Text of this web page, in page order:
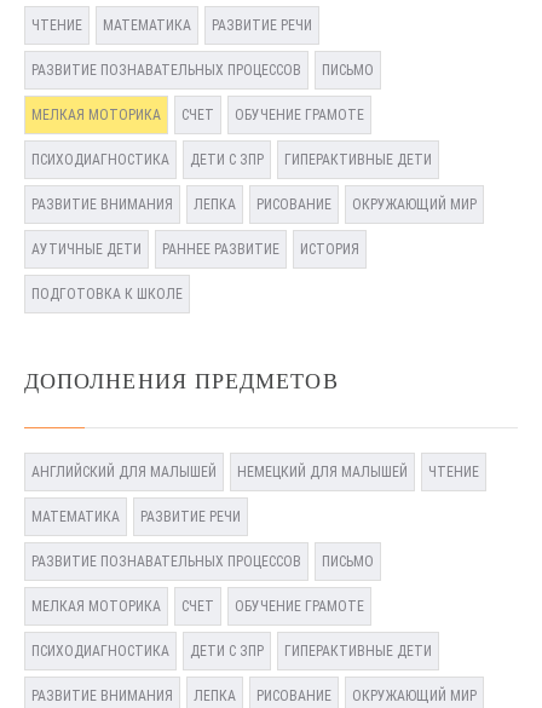
ЧТЕНИЕ МАТЕМАТИКА РАЗВИТИЕ РЕЧИ
РАЗВИТИЕ ПОЗНАВАТЕЛЬНЫХ ПРОЦЕССОВ ПИСЬМО
МЕЛКАЯ МОТОРИКА СЧЕТ ОБУЧЕНИЕ ГРАМОТЕ
ПСИХОДИАГНОСТИКА ДЕТИ С ЗПР ГИПЕРАКТИВНЫЕ ДЕТИ
РАЗВИТИЕ ВНИМАНИЯ ЛЕПКА РИСОВАНИЕ ОКРУЖАЮЩИЙ МИР
АУТИЧНЫЕ ДЕТИ РАННЕЕ РАЗВИТИЕ ИСТОРИЯ
ПОДГОТОВКА К ШКОЛЕ
ДОПОЛНЕНИЯ ПРЕДМЕТОВ
АНГЛИЙСКИЙ ДЛЯ МАЛЫШЕЙ НЕМЕЦКИЙ ДЛЯ МАЛЫШЕЙ ЧТЕНИЕ
МАТЕМАТИКА РАЗВИТИЕ РЕЧИ
РАЗВИТИЕ ПОЗНАВАТЕЛЬНЫХ ПРОЦЕССОВ ПИСЬМО
МЕЛКАЯ МОТОРИКА СЧЕТ ОБУЧЕНИЕ ГРАМОТЕ
ПСИХОДИАГНОСТИКА ДЕТИ С ЗПР ГИПЕРАКТИВНЫЕ ДЕТИ
РАЗВИТИЕ ВНИМАНИЯ ЛЕПКА РИСОВАНИЕ ОКРУЖАЮЩИЙ МИР